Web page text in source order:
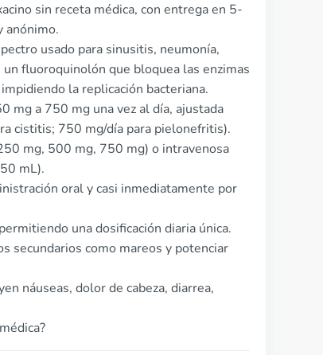
sin receta médica, con entrega en 5-
anónimo.
usado para sinusitis, neumonía,
fluoroquinolón que bloquea las enzimas
la replicación bacteriana.
mg a 750 mg una vez al día, ajustada
cistitis; 750 mg/día para pielonefritis).
mg, 500 mg, 750 mg) o intravenosa
mL).
oral y casi inmediatamente por
una dosificación diaria única.
secundarios como mareos y potenciar
náuseas, dolor de cabeza, diarrea,